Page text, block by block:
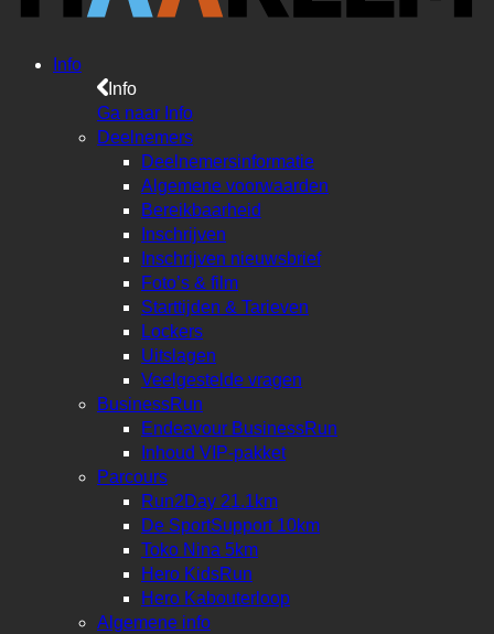
Info
Info
Ga naar Info
Deelnemers
Deelnemersinformatie
Algemene voorwaarden
Bereikbaarheid
Inschrijven
Inschrijven nieuwsbrief
Foto’s & film
Starttijden & Tarieven
Lockers
Uitslagen
Veelgestelde vragen
BusinessRun
Endeavour BusinessRun
Inhoud VIP-pakket
Parcours
Run2Day 21.1km
De SportSupport 10km
Toko Nina 5km
Hero KidsRun
Hero Kabouterloop
Algemene info